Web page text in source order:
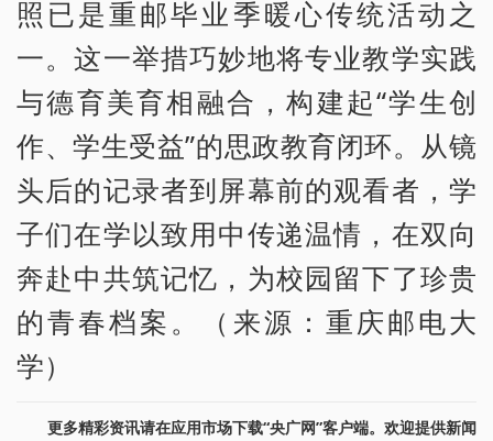
照已是重邮毕业季暖心传统活动之
一。这一举措巧妙地将专业教学实践
与德育美育相融合，构建起“学生创
作、学生受益”的思政教育闭环。从镜
头后的记录者到屏幕前的观看者，学
子们在学以致用中传递温情，在双向
奔赴中共筑记忆，为校园留下了珍贵
的青春档案。（来源：重庆邮电大
学）
更多精彩资讯请在应用市场下载“央广网”客户端。欢迎提供新闻